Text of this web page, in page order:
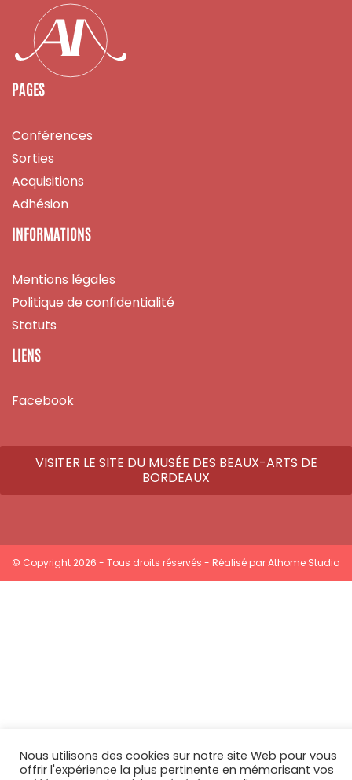
PAGES
Conférences
Sorties
Acquisitions
Adhésion
INFORMATIONS
Mentions légales
Politique de confidentialité
Statuts
LIENS
Facebook
VISITER LE SITE DU MUSÉE DES BEAUX-ARTS DE
BORDEAUX
© Copyright 2026 - Tous droits réservés - Réalisé parAthome Studio
Nous utilisons des cookies sur notre site Web pour vous
offrir l'expérience la plus pertinente en mémorisant vos